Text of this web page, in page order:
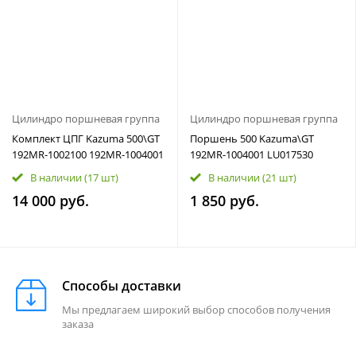
Цилиндро поршневая группа
Комплект ЦПГ Kazuma 500\GT
192MR-1002100 192MR-1004001
В наличии(17 шт)
14 000 руб.
Цилиндро поршневая группа
Поршень 500 Kazuma\GT
192MR-1004001 LU017530
В наличии(21 шт)
1 850 руб.
Способы доставки
Мы предлагаем широкий выбор способов получения
заказа